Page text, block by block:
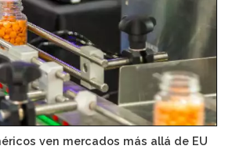
ven mercados más allá de EU